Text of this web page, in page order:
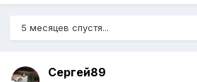
5 месяцев спустя...
Сергей89